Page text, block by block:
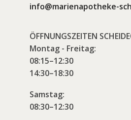
info@marienapotheke-
ÖFFNUNGSZEITEN
Montag - Freitag:
08:15–12:30
14:30–18:30
Samstag:
08:30–12:30